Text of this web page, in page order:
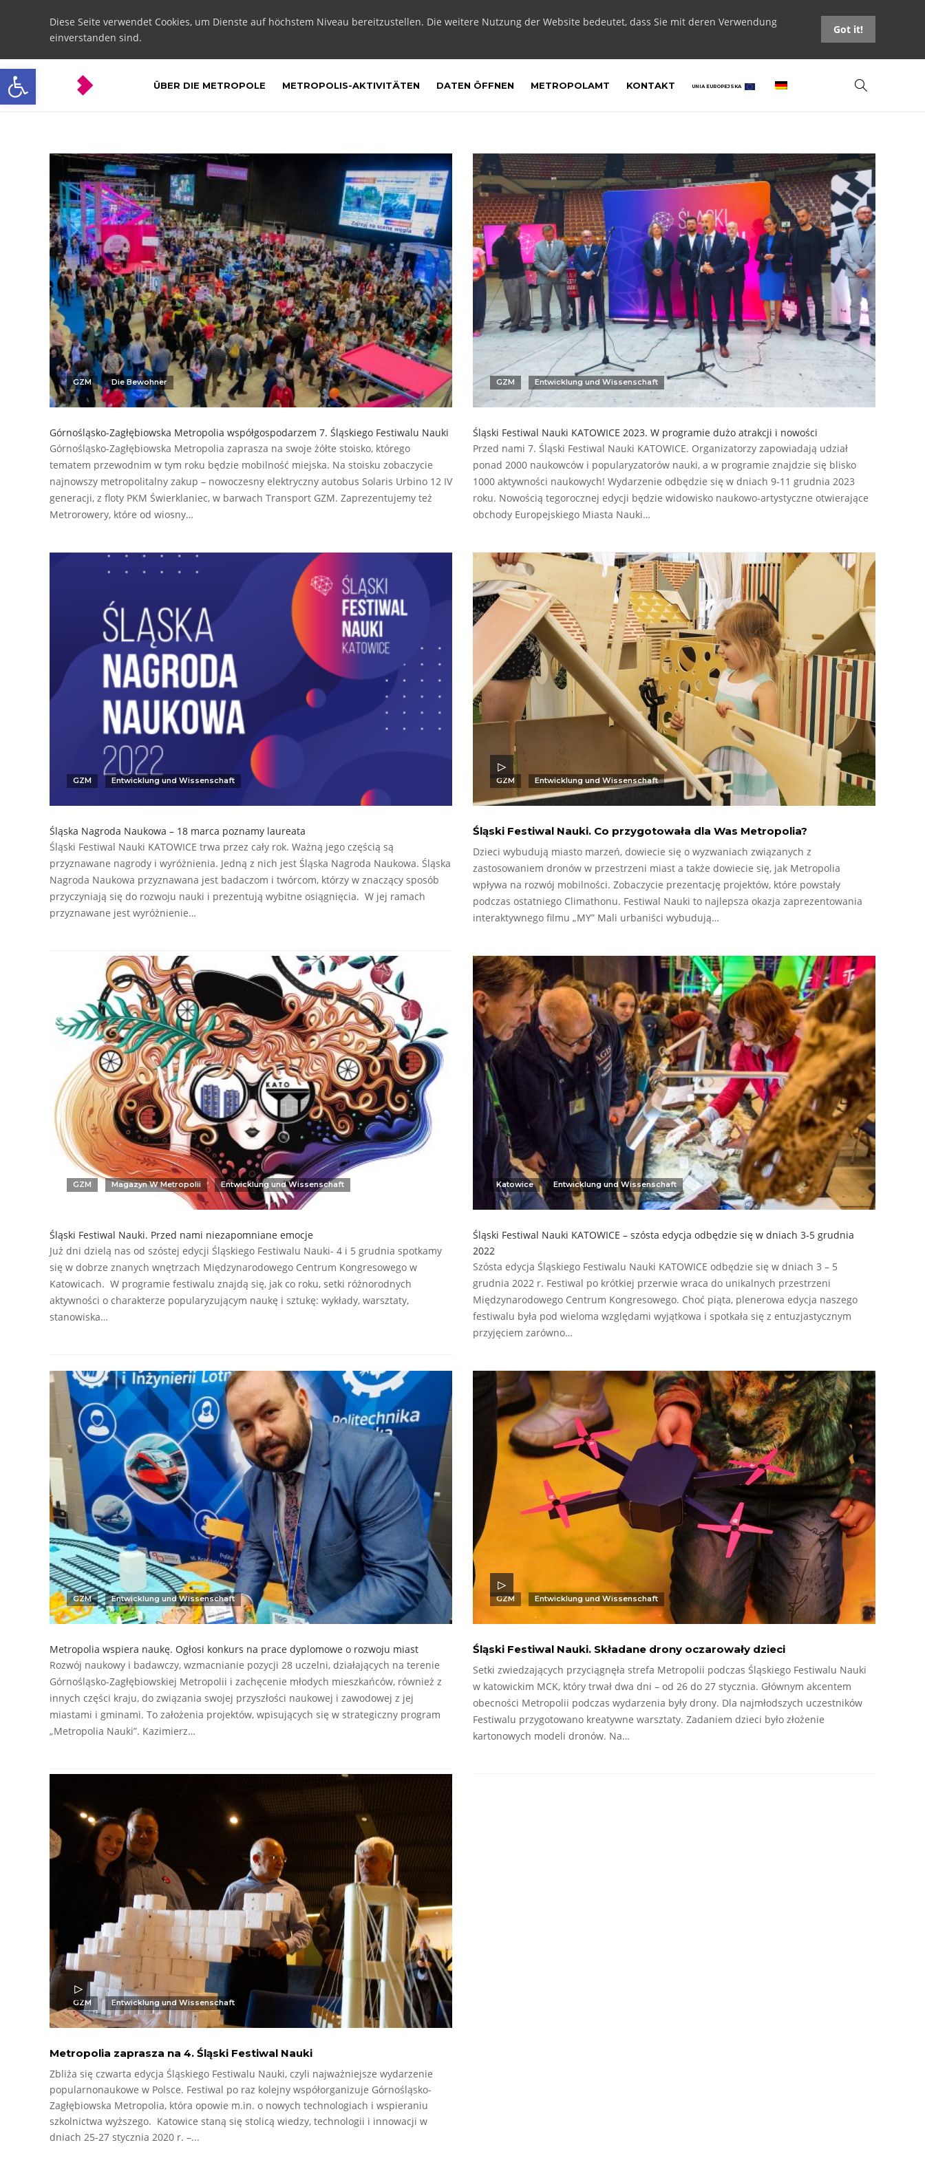
Open toolbar
Diese Seite verwendet Cookies, um Dienste auf höchstem Niveau bereitzustellen. Die weitere Nutzung der Website bedeutet, dass Sie mit deren Verwendung
einverstanden sind.
Got it!
ÜBER DIE METROPOLE METROPOLIS-AKTIVITÄTEN DATEN ÖFFNEN METROPOLAMT KONTAKT UNIA EUROPEJSKA
GZM Die Bewohner
Górnośląsko-Zagłębiowska Metropolia współgospodarzem 7. Śląskiego Festiwalu Nauki
Górnośląsko-Zagłębiowska Metropolia zaprasza na swoje żółte stoisko, którego
tematem przewodnim w tym roku będzie mobilność miejska. Na stoisku zobaczycie
najnowszy metropolitalny zakup – nowoczesny elektryczny autobus Solaris Urbino 12 IV
generacji, z floty PKM Świerklaniec, w barwach Transport GZM. Zaprezentujemy też
Metrorowery, które od wiosny…
GZM Entwicklung und Wissenschaft
Śląski Festiwal Nauki KATOWICE 2023. W programie dużo atrakcji i nowości
Przed nami 7. Śląski Festiwal Nauki KATOWICE. Organizatorzy zapowiadają udział
ponad 2000 naukowców i popularyzatorów nauki, a w programie znajdzie się blisko
1000 aktywności naukowych! Wydarzenie odbędzie się w dniach 9-11 grudnia 2023
roku. Nowością tegorocznej edycji będzie widowisko naukowo-artystyczne otwierające
obchody Europejskiego Miasta Nauki…
GZM Entwicklung und Wissenschaft
Śląska Nagroda Naukowa – 18 marca poznamy laureata
Śląski Festiwal Nauki KATOWICE trwa przez cały rok. Ważną jego częścią są
przyznawane nagrody i wyróżnienia. Jedną z nich jest Śląska Nagroda Naukowa. Śląska
Nagroda Naukowa przyznawana jest badaczom i twórcom, którzy w znaczący sposób
przyczyniają się do rozwoju nauki i prezentują wybitne osiągnięcia. W jej ramach
przyznawane jest wyróżnienie…
GZM Entwicklung und Wissenschaft
Śląski Festiwal Nauki. Co przygotowała dla Was Metropolia?
Dzieci wybudują miasto marzeń, dowiecie się o wyzwaniach związanych z
zastosowaniem dronów w przestrzeni miast a także dowiecie się, jak Metropolia
wpływa na rozwój mobilności. Zobaczycie prezentację projektów, które powstały
podczas ostatniego Climathonu. Festiwal Nauki to najlepsza okazja zaprezentowania
interaktywnego filmu „MY” Mali urbaniści wybudują…
GZM Magazyn W Metropolii Entwicklung und Wissenschaft
Śląski Festiwal Nauki. Przed nami niezapomniane emocje
Już dni dzielą nas od szóstej edycji Śląskiego Festiwalu Nauki- 4 i 5 grudnia spotkamy
się w dobrze znanych wnętrzach Międzynarodowego Centrum Kongresowego w
Katowicach. W programie festiwalu znajdą się, jak co roku, setki różnorodnych
aktywności o charakterze popularyzującym naukę i sztukę: wykłady, warsztaty,
stanowiska…
Katowice Entwicklung und Wissenschaft
Śląski Festiwal Nauki KATOWICE – szósta edycja odbędzie się w dniach 3-5 grudnia
2022
Szósta edycja Śląskiego Festiwalu Nauki KATOWICE odbędzie się w dniach 3 – 5
grudnia 2022 r. Festiwal po krótkiej przerwie wraca do unikalnych przestrzeni
Międzynarodowego Centrum Kongresowego. Choć piąta, plenerowa edycja naszego
festiwalu była pod wieloma względami wyjątkowa i spotkała się z entuzjastycznym
przyjęciem zarówno…
GZM Entwicklung und Wissenschaft
Metropolia wspiera naukę. Ogłosi konkurs na prace dyplomowe o rozwoju miast
Rozwój naukowy i badawczy, wzmacnianie pozycji 28 uczelni, działających na terenie
Górnośląsko-Zagłębiowskiej Metropolii i zachęcenie młodych mieszkańców, również z
innych części kraju, do związania swojej przyszłości naukowej i zawodowej z jej
miastami i gminami. To założenia projektów, wpisujących się w strategiczny program
„Metropolia Nauki”. Kazimierz…
GZM Entwicklung und Wissenschaft
Śląski Festiwal Nauki. Składane drony oczarowały dzieci
Setki zwiedzających przyciągnęła strefa Metropolii podczas Śląskiego Festiwalu Nauki
w katowickim MCK, który trwał dwa dni – od 26 do 27 stycznia. Głównym akcentem
obecności Metropolii podczas wydarzenia były drony. Dla najmłodszych uczestników
Festiwalu przygotowano kreatywne warsztaty. Zadaniem dzieci było złożenie
kartonowych modeli dronów. Na…
GZM Entwicklung und Wissenschaft
Metropolia zaprasza na 4. Śląski Festiwal Nauki
Zbliża się czwarta edycja Śląskiego Festiwalu Nauki, czyli najważniejsze wydarzenie
popularnonaukowe w Polsce. Festiwal po raz kolejny współorganizuje Górnośląsko-
Zagłębiowska Metropolia, która opowie m.in. o nowych technologiach i wspieraniu
szkolnictwa wyższego. Katowice staną się stolicą wiedzy, technologii i innowacji w
dniach 25-27 stycznia 2020 r. –...